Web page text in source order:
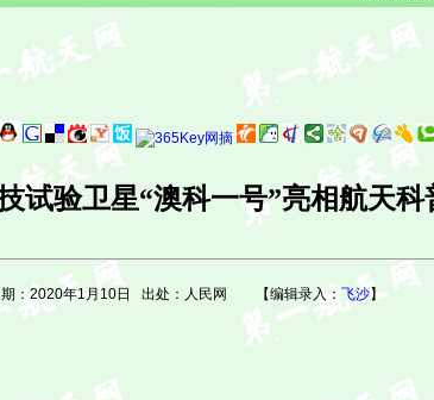
试验卫星“澳科一号”亮相航天科
期：2020年1月10日 出处：人民网 【编辑录入：飞沙】